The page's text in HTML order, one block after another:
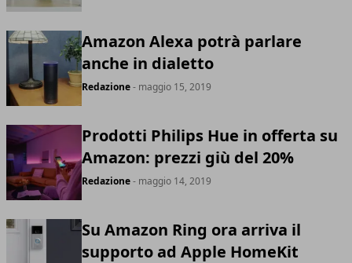
Amazon Alexa potrà parlare
anche in dialetto
Redazione- maggio 15, 2019
Prodotti Philips Hue in offerta su
Amazon: prezzi giù del 20%
Redazione- maggio 14, 2019
Su Amazon Ring ora arriva il
supporto ad Apple HomeKit